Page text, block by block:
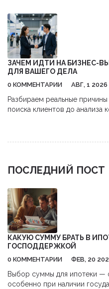
ЗАЧЕМ ИДТИ НА БИЗНЕС-
ДЛЯ ВАШЕГО ДЕЛА
0 КОММЕНТАРИИ АВГ, 1 2026
Разбираем реальные
поиска клиентов до анализа
ПОСЛЕДНИЙ ПОСТ
КАКУЮ СУММУ БРАТЬ В
ГОСПОДДЕРЖКОЙ
0 КОММЕНТАРИИ ФЕВ, 20
Выбор суммы для ипотеки —
особенно при наличии